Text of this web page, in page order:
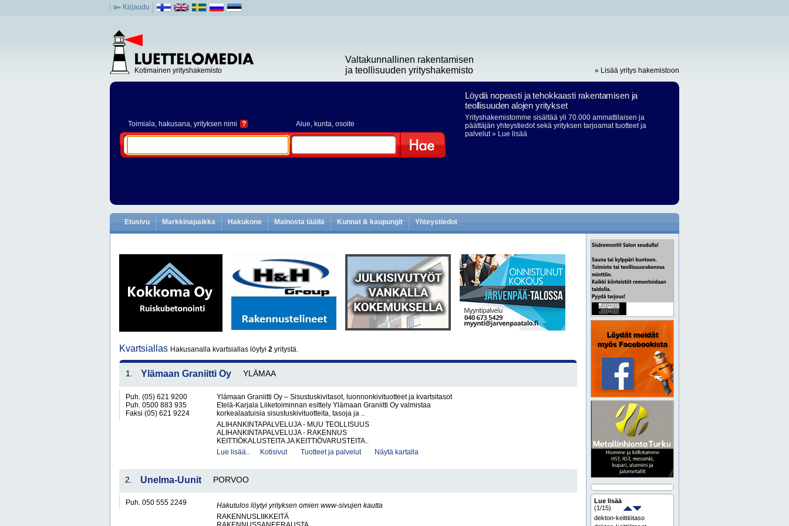
Kirjaudu
Kotimainen yrityshakemisto
Valtakunnallinen rakentamisen
ja teollisuuden yrityshakemisto
» Lisää yritys hakemistoon
Toimiala, hakusana, yrityksen nimi ? Alue, kunta, osoite
Löydä nopeasti ja tehokkaasti rakentamisen ja
teollisuuden alojen yritykset
Yrityshakemistomme sisältää yli 70.000 ammattilaisen ja
päättäjän yhteystiedot sekä yrityksen tarjoamat tuotteet ja
palvelut» Lue lisää
Etusivu Markkinapaikka Hakukone Mainosta täällä Kunnat & kaupungit Yhteystiedot
Kvartsiallas Hakusanalla kvartsiallas löytyi 2 yritystä.
1. Ylämaan Graniitti Oy YLÄMAA
Puh. (05) 621 9200
Puh. 0500 883 935
Faksi (05) 621 9224
Ylämaan Graniitti Oy – Sisustuskivitasot, luonnonkivituotteet ja kvartsitasot
Etelä-Karjala Liiketoiminnan esittely Ylämaan Graniitti Oy valmistaa
korkealaatuisia sisustuskivituotteita, tasoja ja ..
ALIHANKINTAPALVELUJA - MUU TEOLLISUUS
ALIHANKINTAPALVELUJA - RAKENNUS
KEITTIÖKALUSTEITA JA KEITTIÖVARUSTEITA..
Lue lisää..
Kotisivut Tuotteet ja palvelut Näytä kartalla
2. Unelma-Uunit PORVOO
Puh. 050 555 2249
Hakutulos löytyi yrityksen omien www-sivujen kautta
RAKENNUSLIIKKEITÄ
Lue lisää
(1/15)
dekton-keittiötaso